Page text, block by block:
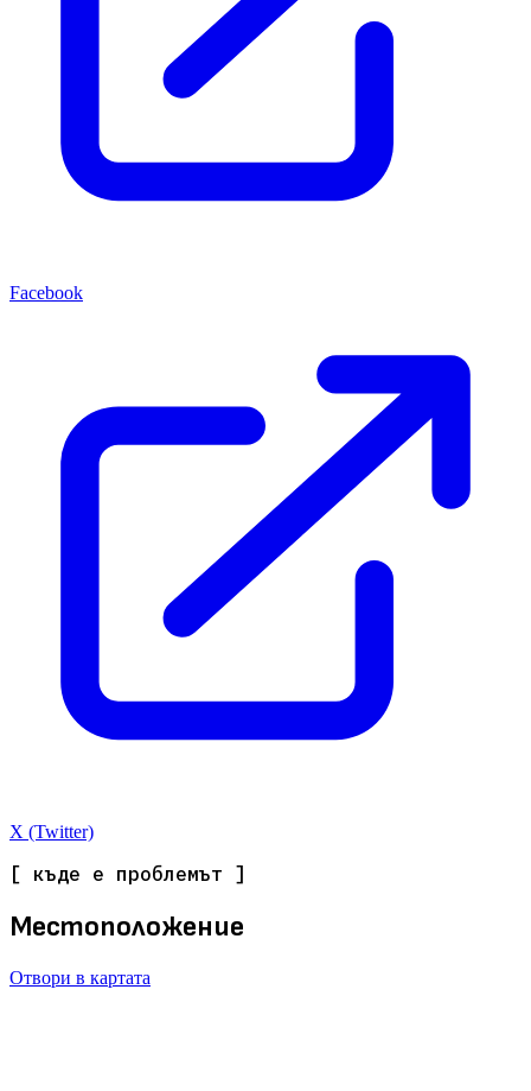
Facebook
X (Twitter)
[ къде е проблемът ]
Местоположение
Отвори в картата